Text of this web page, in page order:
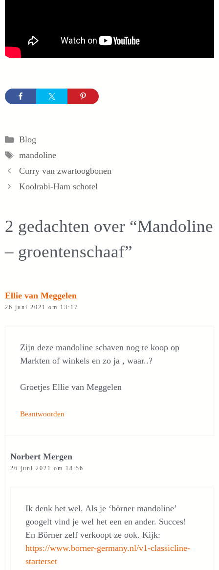
Categorieën
Blog
Tags
mandoline
Curry van zwartoogbonen
Koolrabi-Ham schotel
2 gedachten over “Mandoline
– groentenschaaf”
Ellie van Meggelen
26 juni 2021 om 13:17
Zijn deze mandoline schaven nog te koop op
Markten of winkels en zo ja , waar..?
Groetjes Ellie van Meggelen
Beantwoorden
Norbert Mergen
26 juni 2021 om 18:56
Ik denk het wel. Als je ‘börner mandoline’
googelt vind je wel het een en ander. Succes!
En Börner zelf verkoopt ze ook. Kijk:
https://www.borner-germany.nl/v1-classicline-
starterset